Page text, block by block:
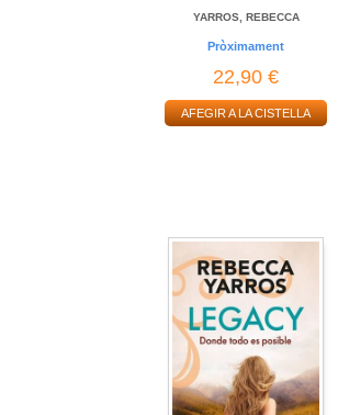
YARROS, REBECCA
Pròximament
22,90 €
AFEGIR A LA CISTELLA